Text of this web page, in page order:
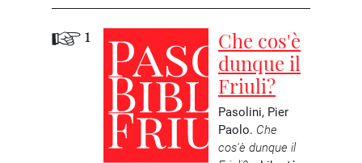
1
Che cos'è
dunque il
Friuli?
Pasolini, Pier
Paolo. Che
cos'è dunque il